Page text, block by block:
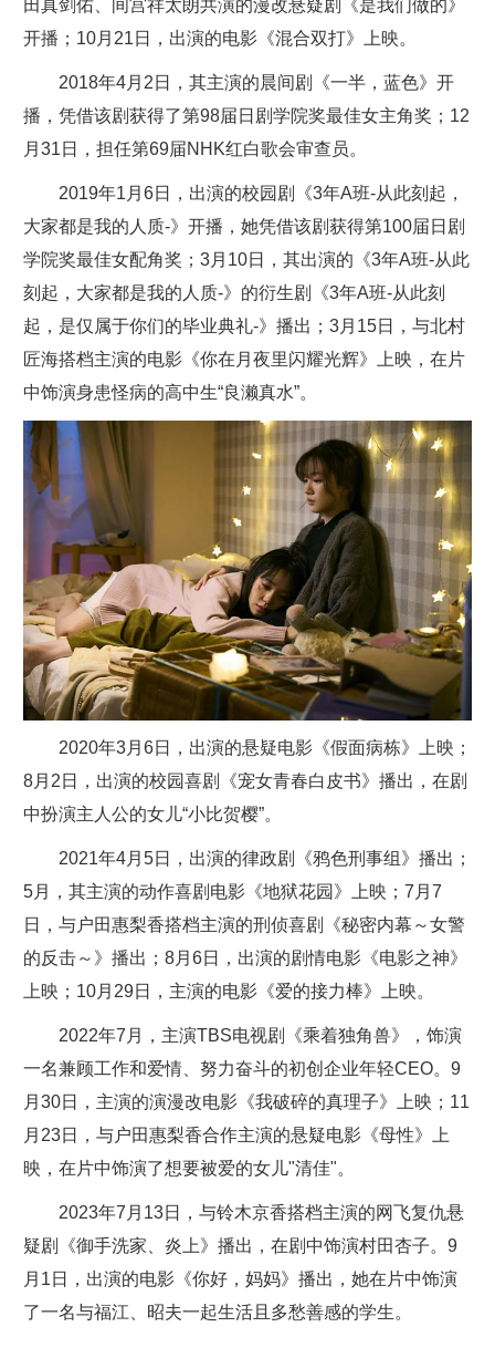
田真剑佑、间宫祥太朗共演的漫改悬疑剧《是我们做的》
开播；10月21日，出演的电影《混合双打》上映。
2018年4月2日，其主演的晨间剧《一半，蓝色》开
播，凭借该剧获得了第98届日剧学院奖最佳女主角奖；12
月31日，担任第69届NHK红白歌会审查员。
2019年1月6日，出演的校园剧《3年A班-从此刻起，
大家都是我的人质-》开播，她凭借该剧获得第100届日剧
学院奖最佳女配角奖；3月10日，其出演的《3年A班-从此
刻起，大家都是我的人质-》的衍生剧《3年A班-从此刻
起，是仅属于你们的毕业典礼-》播出；3月15日，与北村
匠海搭档主演的电影《你在月夜里闪耀光辉》上映，在片
中饰演身患怪病的高中生“良濑真水”。
2020年3月6日，出演的悬疑电影《假面病栋》上映；
8月2日，出演的校园喜剧《宠女青春白皮书》播出，在剧
中扮演主人公的女儿“小比贺樱”。
2021年4月5日，出演的律政剧《鸦色刑事组》播出；
5月，其主演的动作喜剧电影《地狱花园》上映；7月7
日，与户田惠梨香搭档主演的刑侦喜剧《秘密内幕～女警
的反击～》播出；8月6日，出演的剧情电影《电影之神》
上映；10月29日，主演的电影《爱的接力棒》上映。
2022年7月，主演TBS电视剧《乘着独角兽》，饰演
一名兼顾工作和爱情、努力奋斗的初创企业年轻CEO。9
月30日，主演的演漫改电影《我破碎的真理子》上映；11
月23日，与户田惠梨香合作主演的悬疑电影《母性》上
映，在片中饰演了想要被爱的女儿"清佳"。
2023年7月13日，与铃木京香搭档主演的网飞复仇悬
疑剧《御手洗家、炎上》播出，在剧中饰演村田杏子。9
月1日，出演的电影《你好，妈妈》播出，她在片中饰演
了一名与福江、昭夫一起生活且多愁善感的学生。